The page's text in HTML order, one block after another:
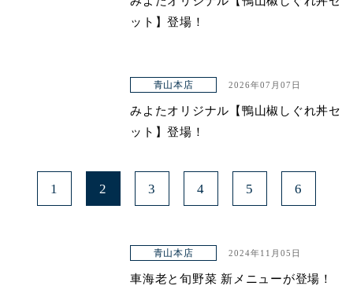
ット】登場！
青山本店 2026年07月07日
みよたオリジナル【鴨山椒しぐれ丼セ
ット】登場！
1 2 3 4 5 6
青山本店 2024年11月05日
車海老と旬野菜 新メニューが登場！